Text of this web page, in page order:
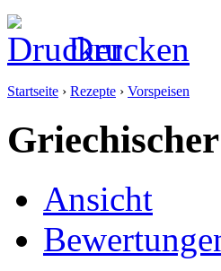
Drucken
Startseite › Rezepte › Vorspeisen
Ansicht